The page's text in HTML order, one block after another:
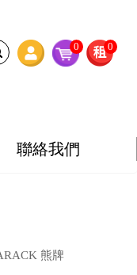
0 0
聯絡我們
熊牌